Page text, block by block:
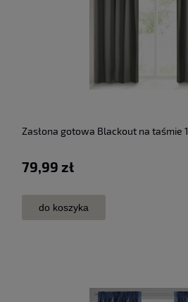
Zasłona gotowa Blackout na taśmie
79,99 zł
do koszyka